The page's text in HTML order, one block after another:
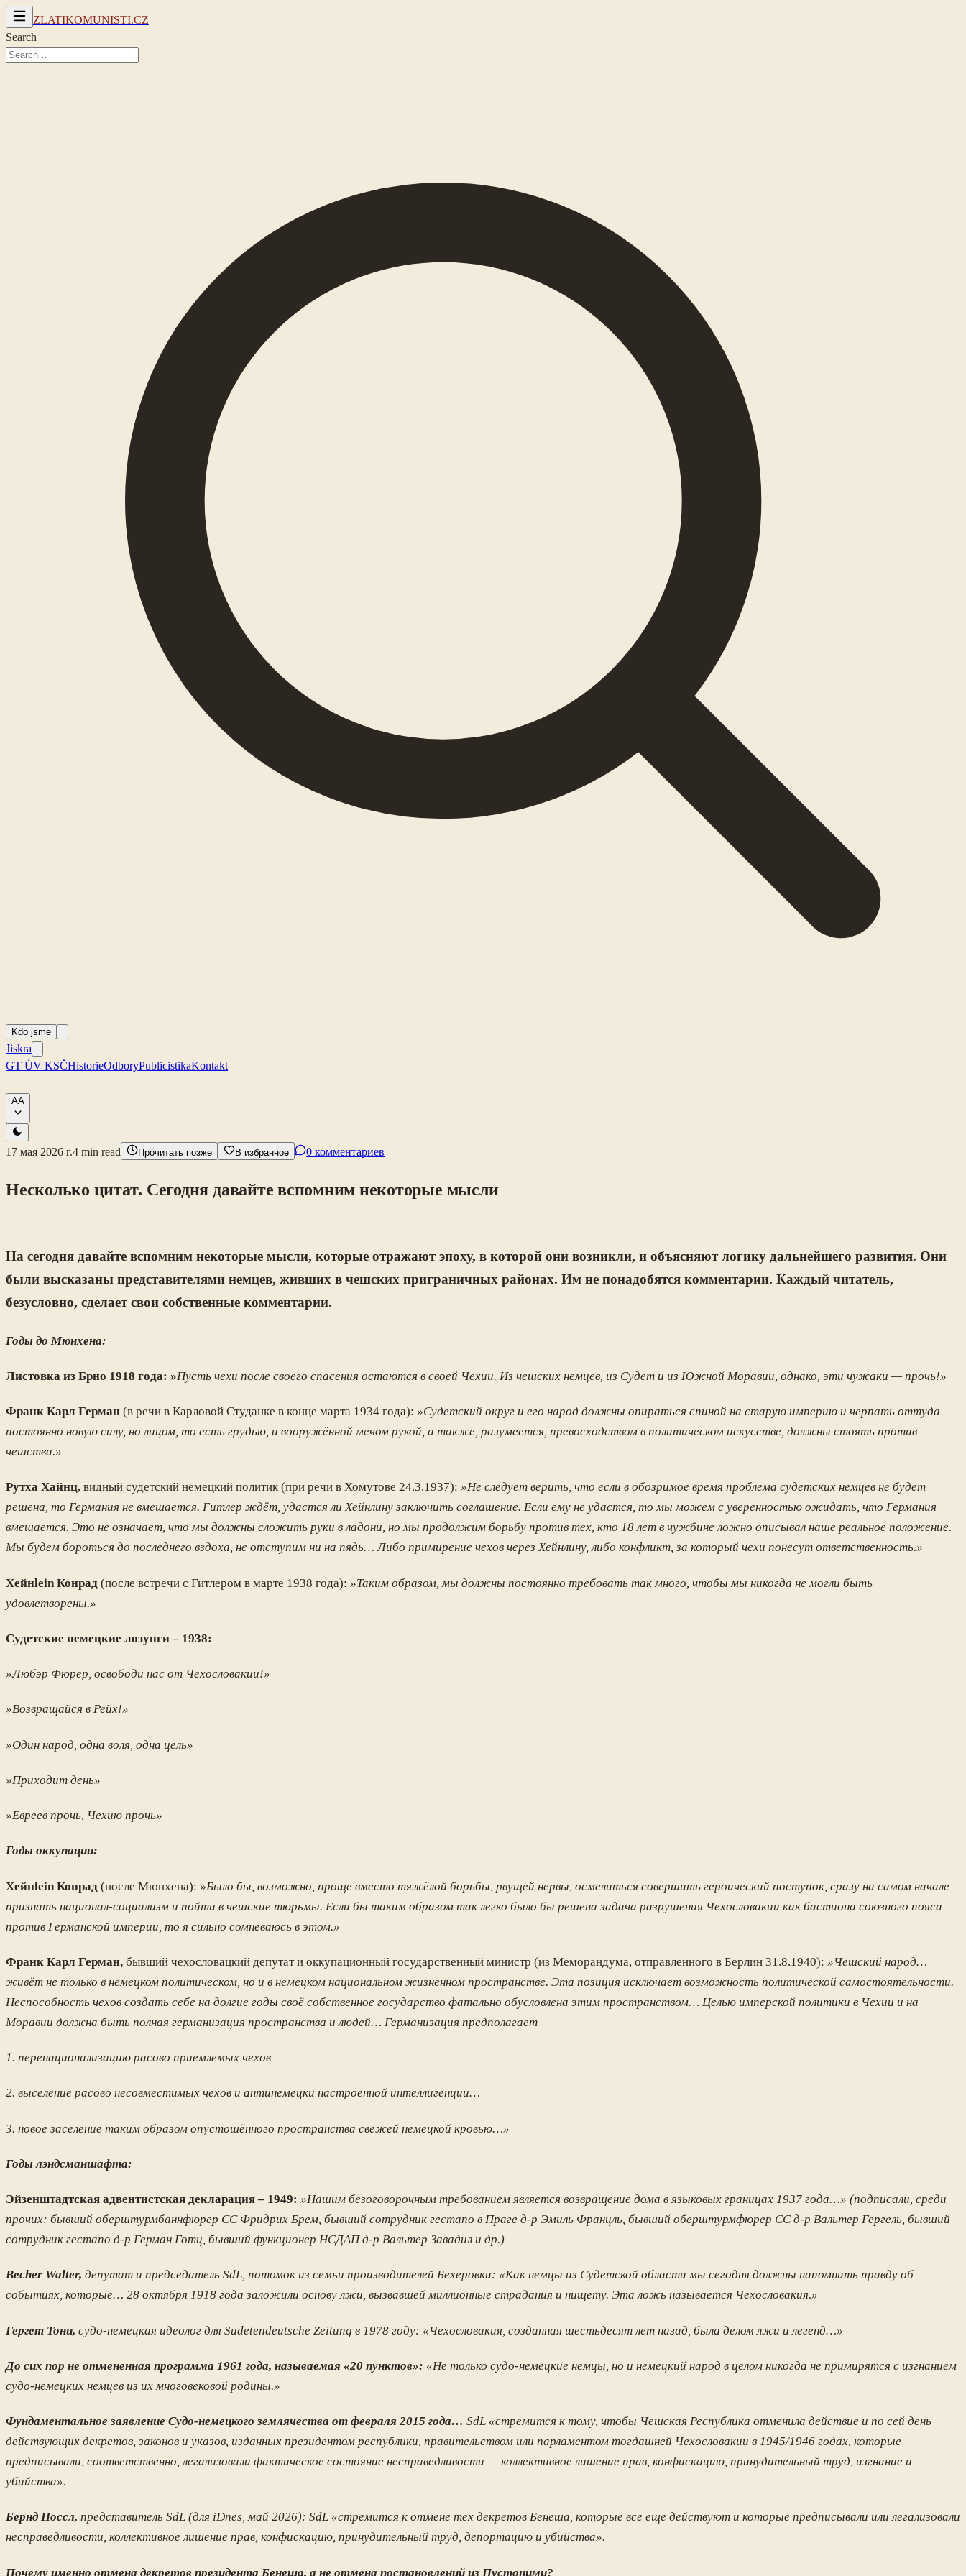
ZLATIKOMUNISTI.CZ
Search
Kdo jsme
Jiskra
GT ÚV KSČHistorieOdboryPublicistikaKontakt
AA
17 мая 2026 г.4 min read Прочитать позже В избранное 0 комментариев
Несколько цитат. Сегодня давайте вспомним некоторые мысли
На сегодня давайте вспомним некоторые мысли, которые отражают эпоху, в которой они возникли, и объясняют логику дальнейшего развития. Они
были высказаны представителями немцев, живших в чешских приграничных районах. Им не понадобятся комментарии. Каждый читатель,
безусловно, сделает свои собственные комментарии.
Годы до Мюнхена:
Листовка из Брно 1918 года: »Пусть чехи после своего спасения остаются в своей Чехии. Из чешских немцев, из Судет и из Южной Моравии, однако, эти чужаки — прочь!»
Франк Карл Герман (в речи в Карловой Студанке в конце марта 1934 года): »Судетский округ и его народ должны опираться спиной на старую империю и черпать оттуда
постоянно новую силу, но лицом, то есть грудью, и вооружённой мечом рукой, а также, разумеется, превосходством в политическом искусстве, должны стоять против
чешства.»
Рутха Хайнц, видный судетский немецкий политик (при речи в Хомутове 24.3.1937): »Не следует верить, что если в обозримое время проблема судетских немцев не будет
решена, то Германия не вмешается. Гитлер ждёт, удастся ли Хейнлину заключить соглашение. Если ему не удастся, то мы можем с уверенностью ожидать, что Германия
вмешается. Это не означает, что мы должны сложить руки в ладони, но мы продолжим борьбу против тех, кто 18 лет в чужбине ложно описывал наше реальное положение.
Мы будем бороться до последнего вздоха, не отступим ни на пядь… Либо примирение чехов через Хейнлину, либо конфликт, за который чехи понесут ответственность.»
Хейнlein Конрад (после встречи с Гитлером в марте 1938 года): »Таким образом, мы должны постоянно требовать так много, чтобы мы никогда не могли быть
удовлетворены.»
Судетские немецкие лозунги – 1938:
»Любэр Фюрер, освободи нас от Чехословакии!»
»Возвращайся в Рейх!»
»Один народ, одна воля, одна цель»
»Приходит день»
»Евреев прочь, Чехию прочь»
Годы оккупации:
Хейнlein Конрад (после Мюнхена): »Было бы, возможно, проще вместо тяжёлой борьбы, рвущей нервы, осмелиться совершить героический поступок, сразу на самом начале
признать национал-социализм и пойти в чешские тюрьмы. Если бы таким образом так легко было бы решена задача разрушения Чехословакии как бастиона союзного пояса
против Германской империи, то я сильно сомневаюсь в этом.»
Франк Карл Герман, бывший чехословацкий депутат и оккупационный государственный министр (из Меморандума, отправленного в Берлин 31.8.1940): »Чешский народ…
живёт не только в немецком политическом, но и в немецком национальном жизненном пространстве. Эта позиция исключает возможность политической самостоятельности.
Неспособность чехов создать себе на долгие годы своё собственное государство фатально обусловлена этим пространством… Целью имперской политики в Чехии и на
Моравии должна быть полная германизация пространства и людей… Германизация предполагает
1. перенационализацию расово приемлемых чехов
2. выселение расово несовместимых чехов и антинемецки настроенной интеллигенции…
3. новое заселение таким образом опустошённого пространства свежей немецкой кровью…»
Годы лэндсманшафта:
Эйзенштадтская адвентистская декларация – 1949: »Нашим безоговорочным требованием является возвращение дома в языковых границах 1937 года…» (подписали, среди
прочих: бывший оберштурмбаннфюрер СС Фридрих Брем, бывший сотрудник гестапо в Праге д-р Эмиль Францль, бывший оберштурмфюрер СС д-р Вальтер Гергель, бывший
сотрудник гестапо д-р Герман Готц, бывший функционер НСДАП д-р Вальтер Завадил и др.)
Becher Walter, депутат и председатель SdL, потомок из семьи производителей Бехеровки: «Как немцы из Судетской области мы сегодня должны напомнить правду об
событиях, которые… 28 октября 1918 года заложили основу лжи, вызвавшей миллионные страдания и нищету. Эта ложь называется Чехословакия.»
Гергет Тони, судо-немецкая идеолог для Sudetendeutsche Zeitung в 1978 году: «Чехословакия, созданная шестьдесят лет назад, была делом лжи и легенд…»
До сих пор не отмененная программа 1961 года, называемая «20 пунктов»: «Не только судо-немецкие немцы, но и немецкий народ в целом никогда не примирятся с изгнанием
судо-немецких немцев из их многовековой родины.»
Фундаментальное заявление Судо-немецкого землячества от февраля 2015 года… SdL «стремится к тому, чтобы Чешская Республика отменила действие и по сей день
действующих декретов, законов и указов, изданных президентом республики, правительством или парламентом тогдашней Чехословакии в 1945/1946 годах, которые
предписывали, соответственно, легализовали фактическое состояние несправедливости — коллективное лишение прав, конфискацию, принудительный труд, изгнание и
убийства».
Бернд Поссл, представитель SdL (для iDnes, май 2026): SdL «стремится к отмене тех декретов Бенеша, которые все еще действуют и которые предписывали или легализовали
несправедливости, коллективное лишение прав, конфискацию, принудительный труд, депортацию и убийства».
Почему именно отмена декретов президента Бенеша, а не отмена постановлений из Пустопими?